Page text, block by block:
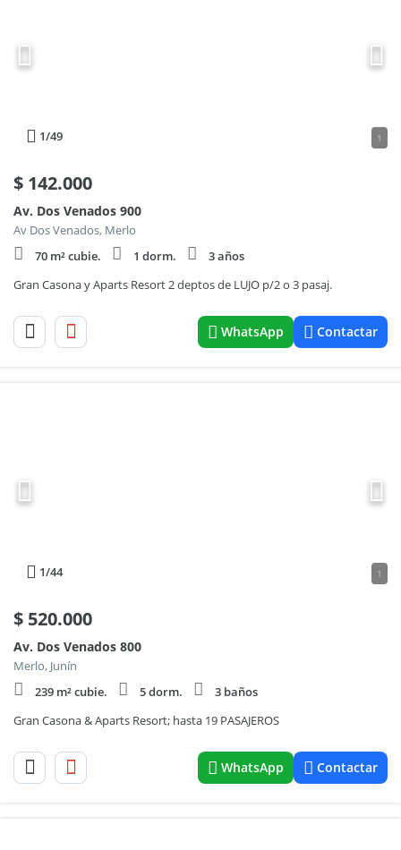
1/49 1
$ 142.000
Av. Dos Venados 900
Av Dos Venados, Merlo
70 m² cubie.
1 dorm.
3 años
Gran Casona y Aparts Resort 2 deptos de LUJO p/2 o 3 pasaj.
WhatsApp Contactar
1/44 1
$ 520.000
Av. Dos Venados 800
Merlo, Junín
239 m² cubie.
5 dorm.
3 baños
Gran Casona & Aparts Resort; hasta 19 PASAJEROS
WhatsApp Contactar